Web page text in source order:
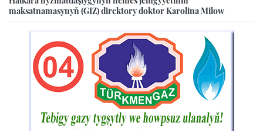
maksatnamasynyň (GIZ) direktory doktor Karolina Milow